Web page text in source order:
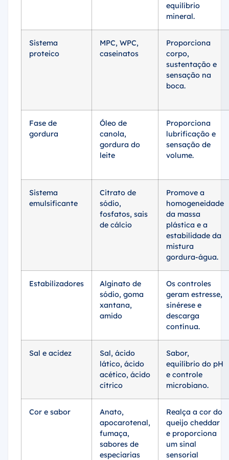
equilíbrio
mineral.
Sistema
proteico
MPC, WPC,
caseinatos
Proporciona
corpo,
sustentação e
sensação na
boca.
Fase de
gordura
Óleo de
canola,
gordura do
leite
Proporciona
lubrificação e
sensação de
volume.
Sistema
emulsificante
Citrato de
sódio,
fosfatos, sais
de cálcio
Promove a
homogeneidade
da massa
plástica e a
estabilidade da
mistura
gordura-água.
Estabilizadores
Alginato de
sódio, goma
xantana,
amido
Os controles
geram estresse,
sinérese e
descarga
contínua.
Sal e acidez
Sal, ácido
lático, ácido
acético, ácido
cítrico
Sabor,
equilíbrio do pH
e controle
microbiano.
Cor e sabor
Anato,
apocarotenal,
fumaça,
sabores de
especiarias
Realça a cor do
queijo cheddar
e proporciona
um sinal
sensorial